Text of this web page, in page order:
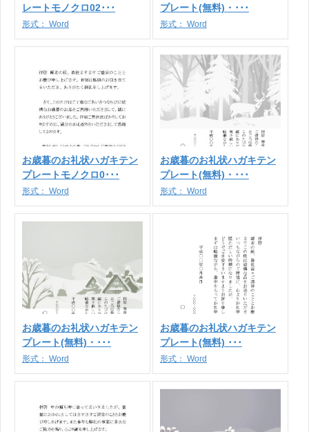
レートモノクロ02･･･
形式： Word
プレート(無料)・･･･
形式： Word
お歳暮のお礼状ハガキテン
プレートモノクロ0･･･
形式： Word
お歳暮のお礼状ハガキテン
プレート(無料)・･･･
形式： Word
お歳暮のお礼状ハガキテン
プレート(無料)・･･･
形式： Word
お歳暮のお礼状ハガキテン
プレート(無料) ･･･
形式： Word